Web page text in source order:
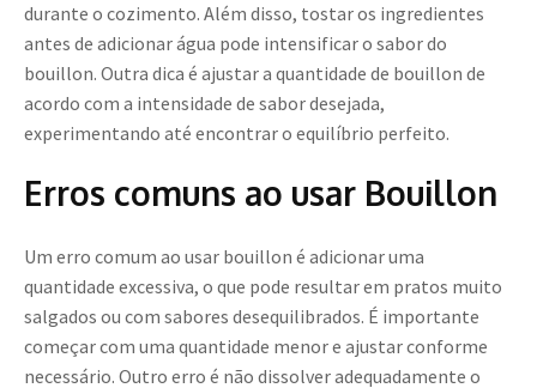
durante o cozimento. Além disso, tostar os ingredientes
antes de adicionar água pode intensificar o sabor do
bouillon. Outra dica é ajustar a quantidade de bouillon de
acordo com a intensidade de sabor desejada,
experimentando até encontrar o equilíbrio perfeito.
Erros comuns ao usar Bouillon
Um erro comum ao usar bouillon é adicionar uma
quantidade excessiva, o que pode resultar em pratos muito
salgados ou com sabores desequilibrados. É importante
começar com uma quantidade menor e ajustar conforme
necessário. Outro erro é não dissolver adequadamente o